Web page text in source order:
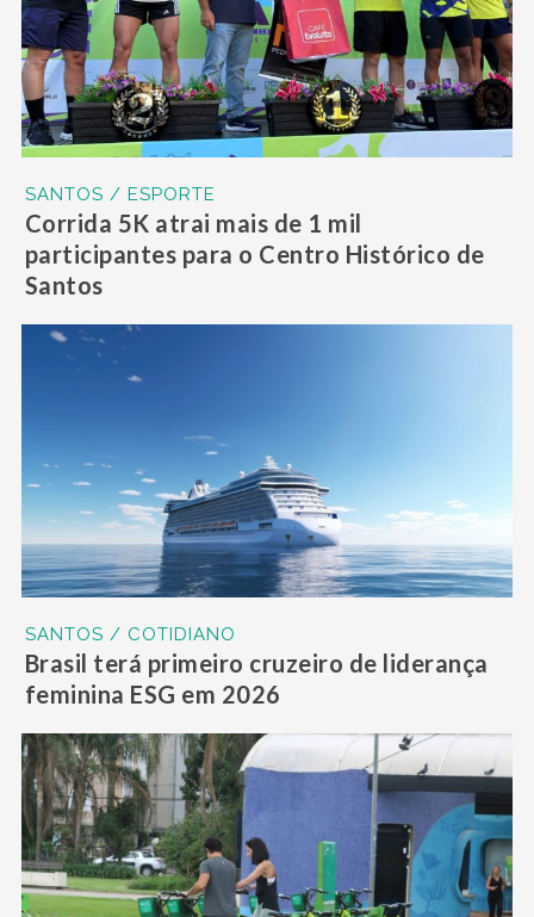
SANTOS / ESPORTE
Corrida 5K atrai mais de 1 mil
participantes para o Centro Histórico de
Santos
SANTOS / COTIDIANO
Brasil terá primeiro cruzeiro de liderança
feminina ESG em 2026